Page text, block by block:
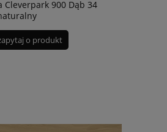
Cleverpark 900 Dąb 34
o produkt